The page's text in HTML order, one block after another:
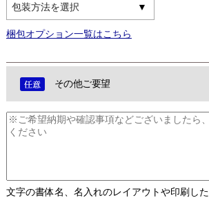
包装方法を選択
梱包オプション一覧はこちら
その他ご要望
文字の書体名、名入れのレイアウトや印刷し